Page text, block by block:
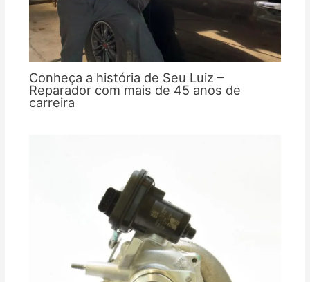
Conheça a história de Seu Luiz –
Reparador com mais de 45 anos de
carreira